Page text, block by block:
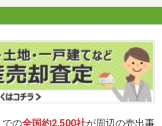
での全国約2,500社が周辺の売出事